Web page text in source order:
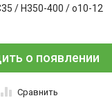
/ H350-400 / o10-12
о появлении
Сравнить